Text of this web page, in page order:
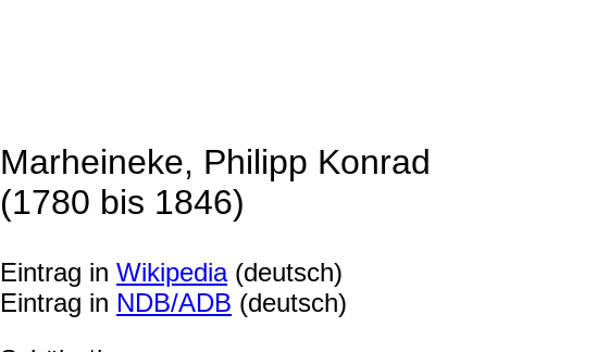
Marheineke, Philipp Konrad
(1780 bis 1846)
Eintrag in Wikipedia(deutsch)
Eintrag in NDB/ADB (deutsch)